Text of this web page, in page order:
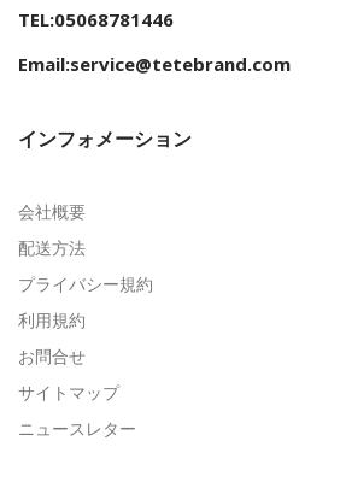
TEL:05068781446
Email:service@tetebrand.com
インフォメーション
会社概要
配送方法
プライバシー規約
利用規約
お問合せ
サイトマップ
ニュースレター